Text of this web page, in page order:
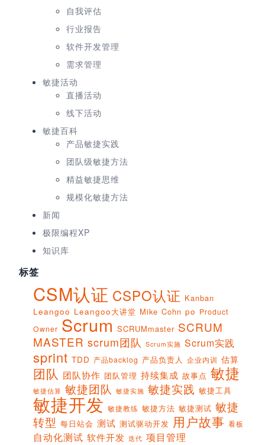
自我评估
行业报告
软件开发管理
需求管理
敏捷活动
直播活动
线下活动
敏捷百科
产品敏捷实践
团队级敏捷方法
精益敏捷思维
规模化敏捷方法
新闻
极限编程XP
知识库
标签
CSM认证 CSPO认证 Kanban
Leangoo Leangoo大讲堂 Mike Cohn po Product
Owner Scrum SCRUMmaster SCRUM
MASTER scrum团队 Scrum实施 Scrum实践
sprint TDD 产品backlog 产品负责人 企业内训 估算
团队 团队协作 团队管理 持续集成 故事点 敏捷
敏捷估算 敏捷团队 敏捷实施 敏捷实践 敏捷工具
敏捷开发 敏捷教练 敏捷方法 敏捷测试 敏捷
转型 每日站会 测试 测试驱动开发 用户故事 看板
自动化测试 软件开发 迭代 项目管理